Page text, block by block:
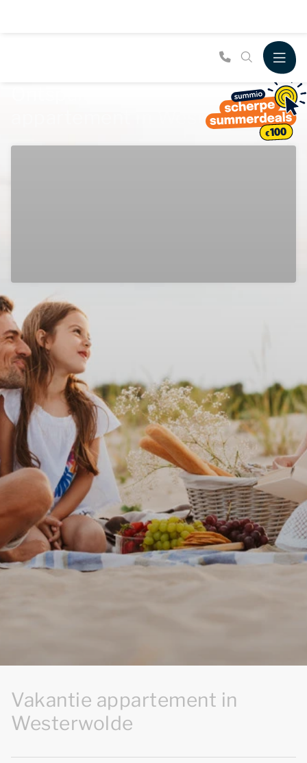
Ontspan in een vakantie
appartement in Westerwolde
Vakantie appartement in
Westerwolde